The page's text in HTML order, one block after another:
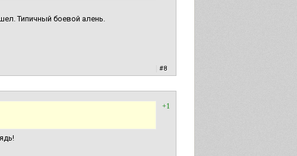
Типичный боевой алень.
#8
+1